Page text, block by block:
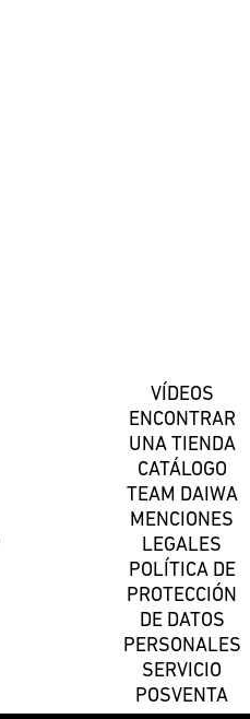
VÍDEOS
ENCONTRAR
UNA TIENDA
CATÁLOGO
TEAM DAIWA
MENCIONES
LEGALES
POLÍTICA DE
PROTECCIÓN
DE DATOS
PERSONALES
SERVICIO
POSVENTA